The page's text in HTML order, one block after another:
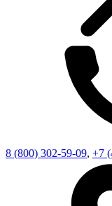
8 (800) 302-59-09, +7